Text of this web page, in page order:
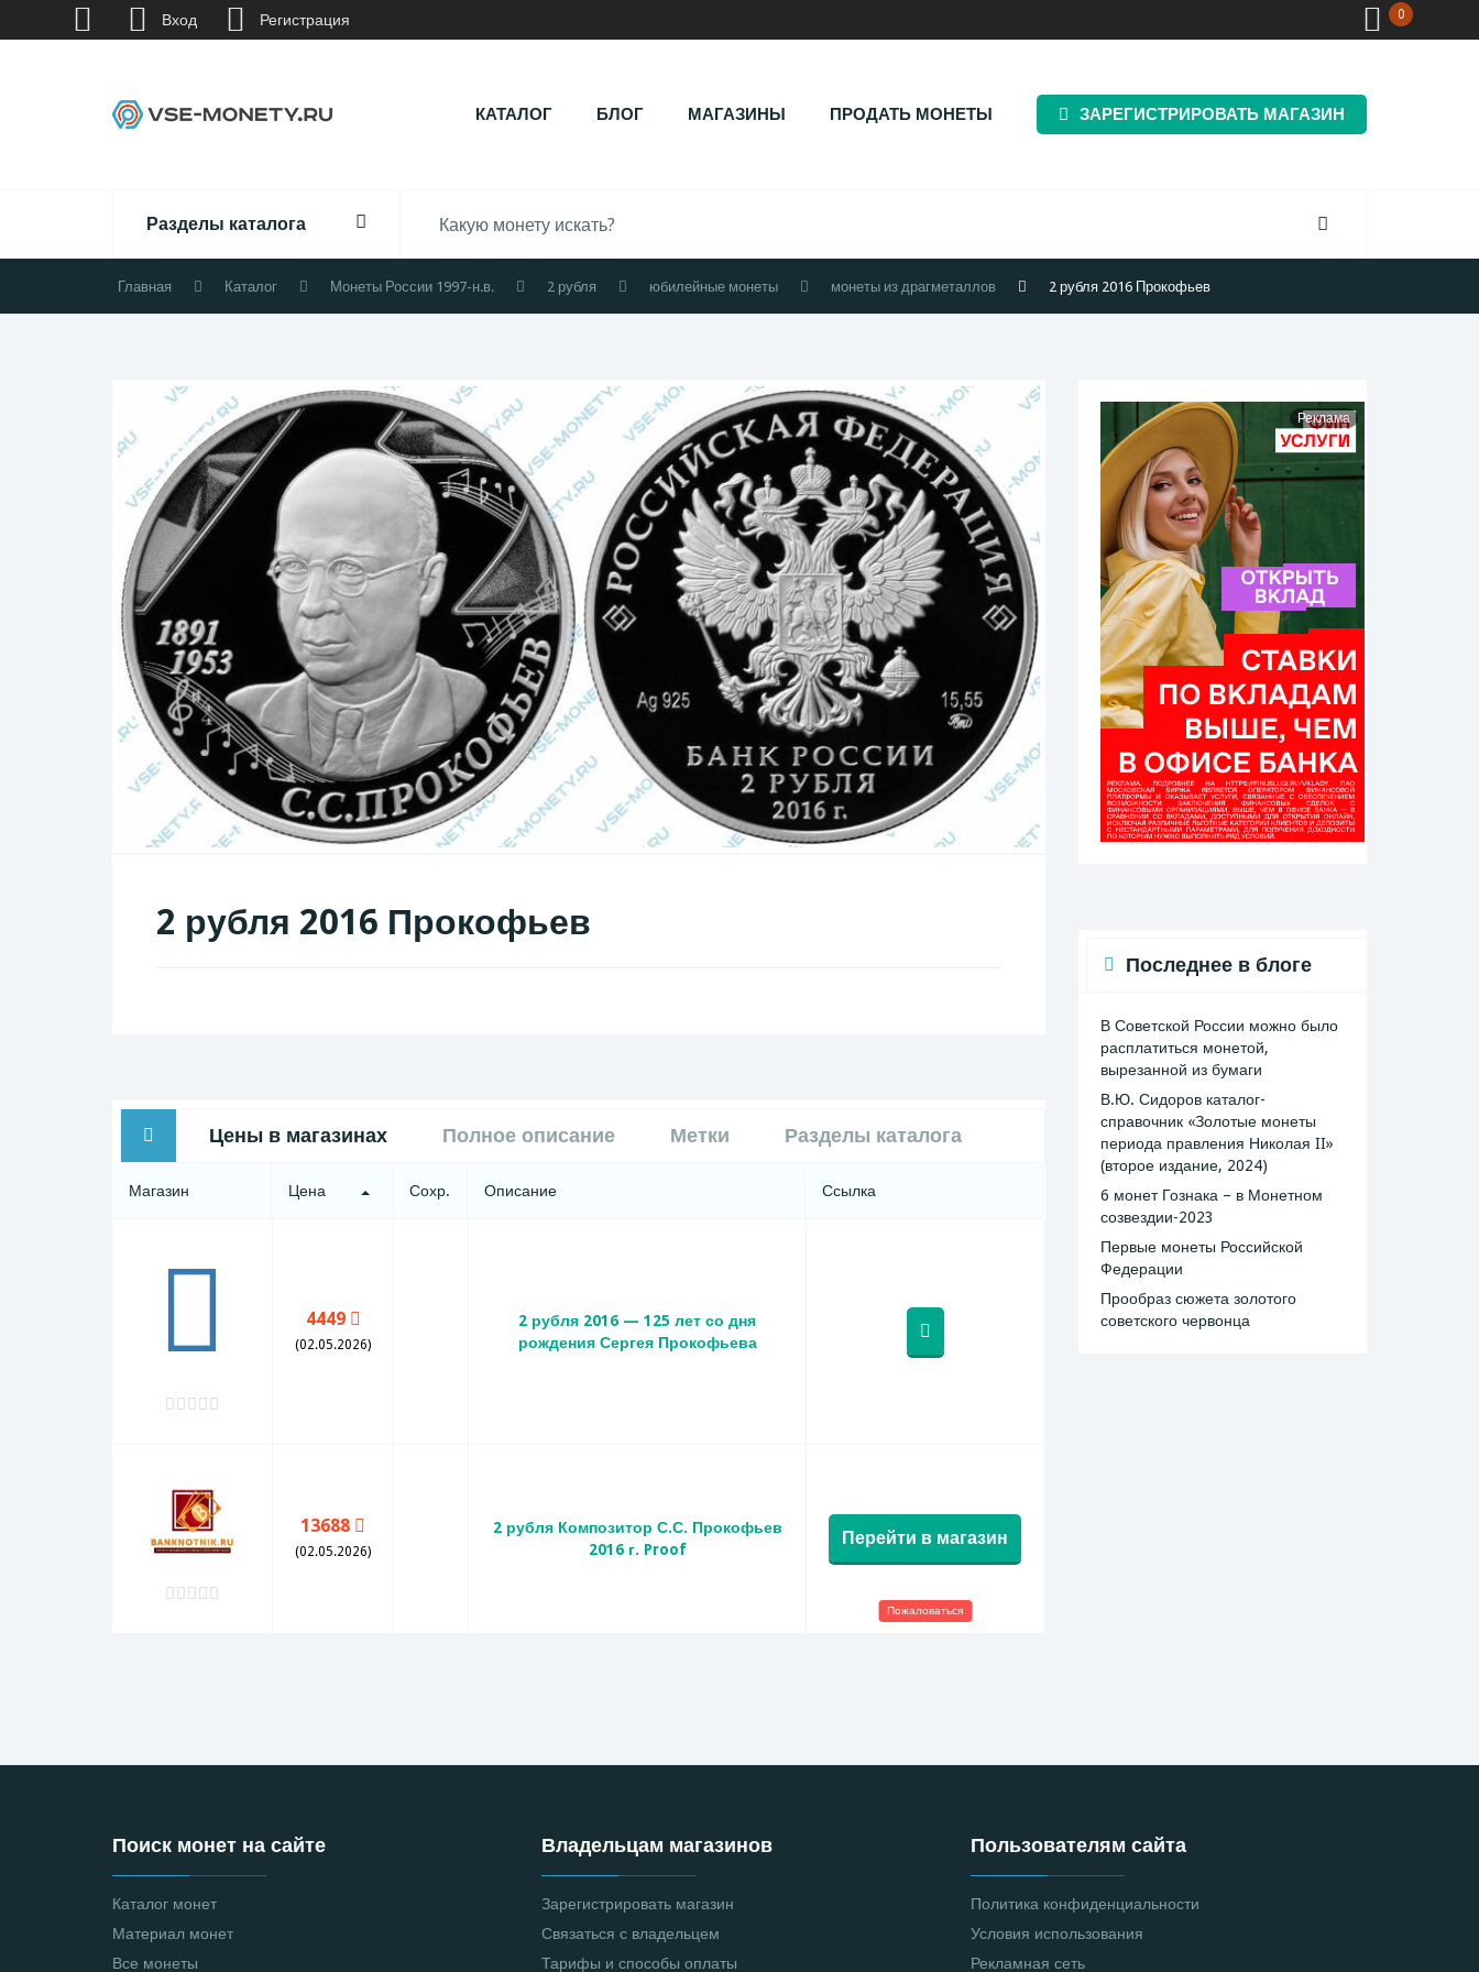
КАТАЛОГ БЛОГ МАГАЗИНЫ ПРОДАТЬ МОНЕТЫ ЗАРЕГИСТРИРОВАТЬ МАГАЗИН
Разделы каталога
Главная Каталог Монеты России 1997-н.в. 2 рубля юбилейные монеты монеты из драгметаллов 2 рубля 2016 Прокофьев
2 рубля 2016 Прокофьев
Цены в магазинах Полное описание Метки Разделы каталога
Магазин Цена Сохр. Описание Ссылка
4449
(02.05.2026)
2 рубля 2016 — 125 лет со дня
рождения Сергея Прокофьева
13688
(02.05.2026)
2 рубля Композитор С.С. Прокофьев
2016 г. Proof
Перейти в магазин
Пожаловаться
Реклама
Последнее в блоге
В Советской России можно было
расплатиться монетой,
вырезанной из бумаги
В.Ю. Сидоров каталог-
справочник «Золотые монеты
периода правления Николая II»
(второе издание, 2024)
6 монет Гознака – в Монетном
созвездии-2023
Первые монеты Российской
Федерации
Прообраз сюжета золотого
советского червонца
Поиск монет на сайте
Каталог монет
Материал монет
Все монеты
Владельцам магазинов
Зарегистрировать магазин
Связаться с владельцем
Тарифы и способы оплаты
Пользователям сайта
Политика конфиденциальности
Условия использования
Рекламная сеть
Вход Регистрация 0